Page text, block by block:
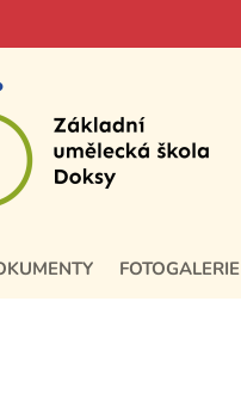
FOTOGALERIE